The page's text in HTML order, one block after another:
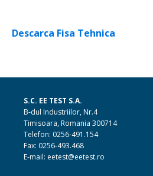
Descarca Fisa Tehnica
S.C. EE TEST S.A.
B-dul Industriilor, Nr.4
Timisoara, Romania 300714
Telefon: 0256-491.154
Fax: 0256-493.468
E-mail: eetest@eetest.ro